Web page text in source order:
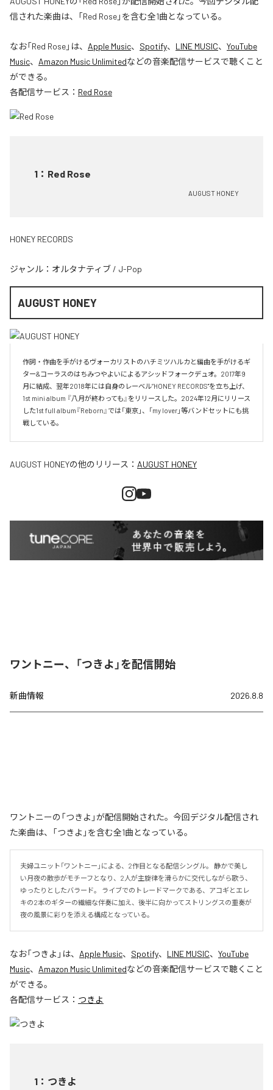
信された楽曲は、「Red Rose」を含む全1曲となっている。
なお「Red Rose」は、 Apple Music、 Spotify、 LINE MUSIC、 YouTube
Music、 Amazon Music Unlimitedなどの音楽配信サービスで聴くこと
ができる。
各配信サービス： Red Rose
1 ： Red Rose
AUGUST HONEY
HONEY RECORDS
ジャンル： オルタナティブ / J-Pop
AUGUST HONEY
作詞・作曲を手がけるヴォーカリストのハチミツハルカと編曲を手がけるギ
ター&コーラスのはちみつやよいによるアシッドフォークデュオ。2017年9
月に結成、翌年2018年には自身のレーベル”HONEY RECORDS"を立ち上げ、
1st mini album 『八月が終わっても』をリリースした。2024年12月にリリース
した1st full album『Reborn』では「東京」、「my lover」等バンドセットにも挑
戦している。
AUGUST HONEYの他のリリース： AUGUST HONEY
ワントニー、「つきよ」を配信開始
新曲情報 2026.8.8
ワントニーの「つきよ」が配信開始された。今回デジタル配信され
た楽曲は、「つきよ」を含む全1曲となっている。
夫婦ユニット「ワントニー」による、2作目となる配信シングル。 静かで美し
い月夜の散歩がモチーフとなり、2人が主旋律を滑らかに交代しながら歌う、
ゆったりとしたバラード。 ライブでのトレードマークである、アコギとエレ
キの2本のギターの繊細な伴奏に加え、後半に向かってストリングスの重奏が
夜の風景に彩りを添える構成となっている。
なお「つきよ 」は、 Apple Music、 Spotify、 LINE MUSIC、 YouTube
Music、 Amazon Music Unlimitedなどの音楽配信サービスで聴くこと
ができる。
各配信サービス： つきよ
1 ： つきよ